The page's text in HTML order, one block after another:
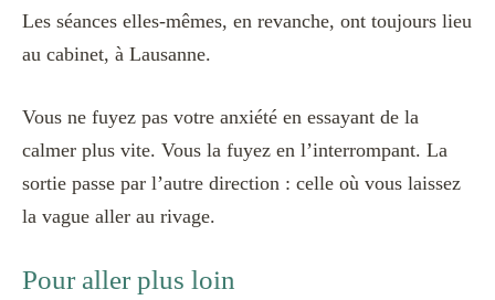
Les séances elles-mêmes, en revanche, ont toujours lieu
au cabinet, à Lausanne.
Vous ne fuyez pas votre anxiété en essayant de la
calmer plus vite. Vous la fuyez en l’interrompant. La
sortie passe par l’autre direction : celle où vous laissez
la vague aller au rivage.
Pour aller plus loin